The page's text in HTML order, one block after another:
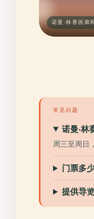
诺曼·林赛画廊
常见问题
诺曼·林
周三至周日
门票多
提供导